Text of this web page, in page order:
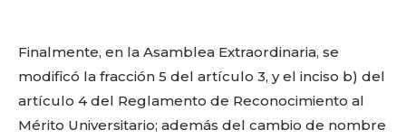
Sing up for our newsletter
to stay in the loop.
SUBSCRIBE
Finalmente, en la Asamblea Extraordinaria, se
modificó la fracción 5 del artículo 3, y el inciso b) del
artículo 4 del Reglamento de Reconocimiento al
Mérito Universitario; además del cambio de nombre